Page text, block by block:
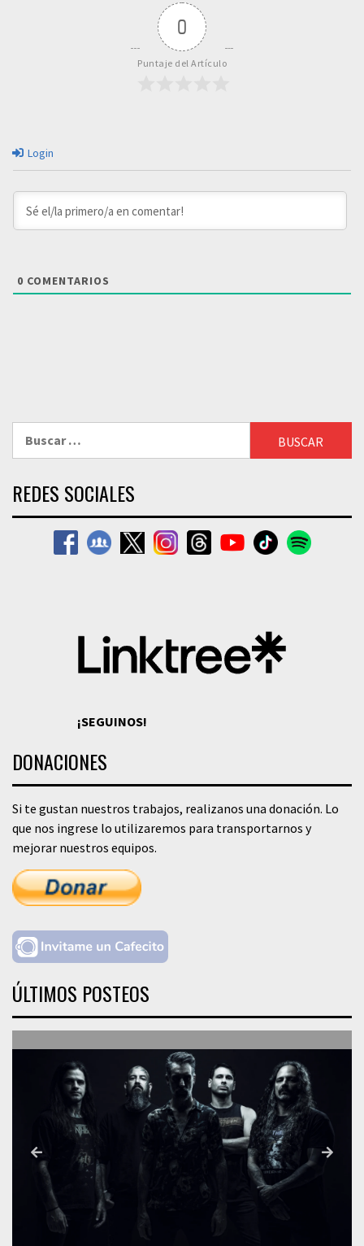
0
Puntaje del Artículo
Login
0 COMENTARIOS
REDES SOCIALES
¡SEGUINOS!
DONACIONES
Si te gustan nuestros trabajos, realizanos una donación. Lo
que nos ingrese lo utilizaremos para transportarnos y
mejorar nuestros equipos.
ÚLTIMOS POSTEOS